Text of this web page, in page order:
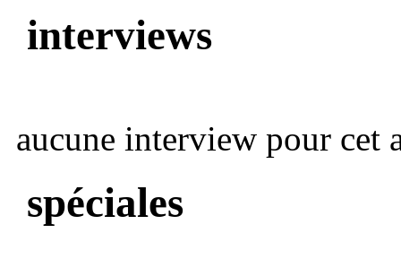
interviews
aucune interview pour cet
spéciales